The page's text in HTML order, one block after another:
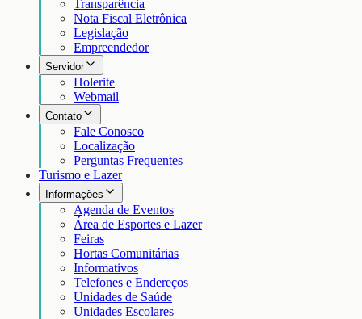
Transparência
Nota Fiscal Eletrônica
Legislação
Empreendedor
Servidor
Holerite
Webmail
Contato
Fale Conosco
Localização
Perguntas Frequentes
Turismo e Lazer
Informações
Agenda de Eventos
Área de Esportes e Lazer
Feiras
Hortas Comunitárias
Informativos
Telefones e Endereços
Unidades de Saúde
Unidades Escolares